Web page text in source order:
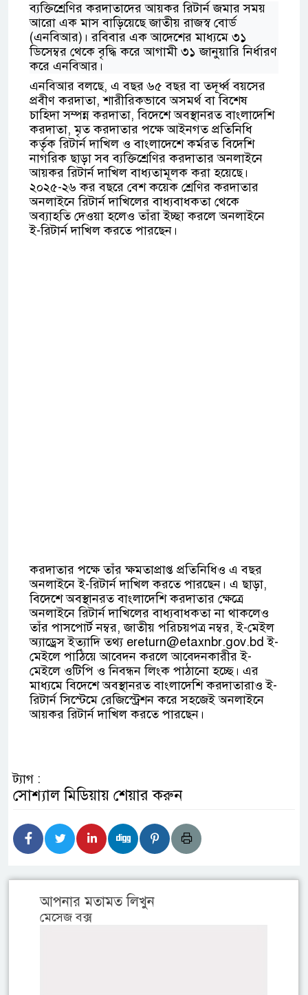
ব্যক্তিশ্রেণির করদাতাদের আয়কর রিটার্ন জমার সময়
আরো এক মাস বাড়িয়েছে জাতীয় রাজস্ব বোর্ড
(এনবিআর)। রবিবার এক আদেশের মাধ্যমে ৩১
ডিসেম্বর থেকে বৃদ্ধি করে আগামী ৩১ জানুয়ারি নির্ধারণ
করে এনবিআর।
এনবিআর বলছে, এ বছর ৬৫ বছর বা তদূর্ধ্ব বয়সের
প্রবীণ করদাতা, শারীরিকভাবে অসমর্থ বা বিশেষ
চাহিদা সম্পন্ন করদাতা, বিদেশে অবস্থানরত বাংলাদেশি
করদাতা, মৃত করদাতার পক্ষে আইনগত প্রতিনিধি
কর্তৃক রিটার্ন দাখিল ও বাংলাদেশে কর্মরত বিদেশি
নাগরিক ছাড়া সব ব্যক্তিশ্রেণির করদাতার অনলাইনে
আয়কর রিটার্ন দাখিল বাধ্যতামূলক করা হয়েছে।
২০২৫-২৬ কর বছরে বেশ কয়েক শ্রেণির করদাতার
অনলাইনে রিটার্ন দাখিলের বাধ্যবাধকতা থেকে
অব্যাহতি দেওয়া হলেও তাঁরা ইচ্ছা করলে অনলাইনে
ই-রিটার্ন দাখিল করতে পারছেন।
করদাতার পক্ষে তাঁর ক্ষমতাপ্রাপ্ত প্রতিনিধিও এ বছর
অনলাইনে ই-রিটার্ন দাখিল করতে পারছেন। এ ছাড়া,
বিদেশে অবস্থানরত বাংলাদেশি করদাতার ক্ষেত্রে
অনলাইনে রিটার্ন দাখিলের বাধ্যবাধকতা না থাকলেও
তাঁর পাসপোর্ট নম্বর, জাতীয় পরিচয়পত্র নম্বর, ই-মেইল
অ্যাড্রেস ইত্যাদি তথ্য ereturn@etaxnbr.gov.bd ই-
মেইলে পাঠিয়ে আবেদন করলে আবেদনকারীর ই-
মেইলে ওটিপি ও নিবন্ধন লিংক পাঠানো হচ্ছে। এর
মাধ্যমে বিদেশে অবস্থানরত বাংলাদেশি করদাতারাও ই-
রিটার্ন সিস্টেমে রেজিস্ট্রেশন করে সহজেই অনলাইনে
আয়কর রিটার্ন দাখিল করতে পারছেন।
ট্যাগ :
সোশ্যাল মিডিয়ায় শেয়ার করুন
আপনার মতামত লিখুন
মেসেজ বক্স